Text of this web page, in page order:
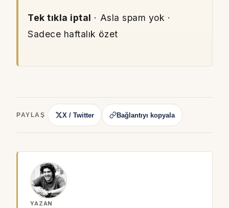
Tek tıkla iptal · Asla spam yok ·
Sadece haftalık özet
PAYLAŞ X / Twitter Bağlantıyı kopyala
YAZAN